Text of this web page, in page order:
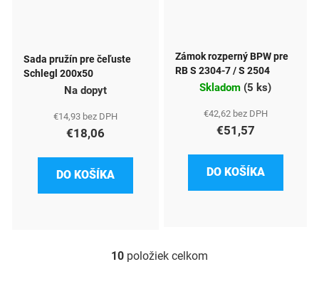
Sada pružín pre čeľuste
Schlegl 200x50
Na dopyt
€14,93 bez DPH
€18,06
DO KOŠÍKA
Zámok rozperný BPW pre
RB S 2304-7 / S 2504
Skladom (5 ks)
€42,62 bez DPH
€51,57
DO KOŠÍKA
O
10 položiek celkom